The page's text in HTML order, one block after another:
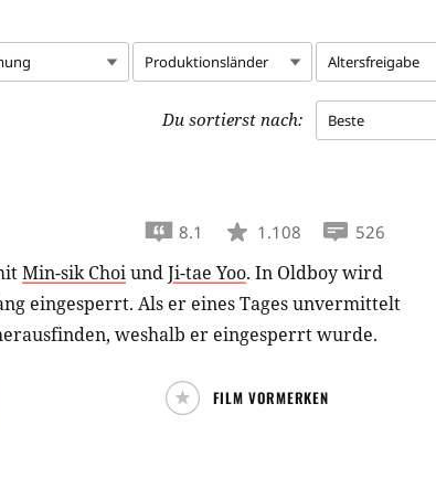
Produktionsländer Altersfreigabe
Du sortierst nach: Beste
8.1 1.108 526
Min-sik ChoiundJi-tae Yoo. In Oldboy wird
eingesperrt. Als er eines Tages unvermittelt
weshalb er eingesperrt wurde.
FILM VORMERKEN